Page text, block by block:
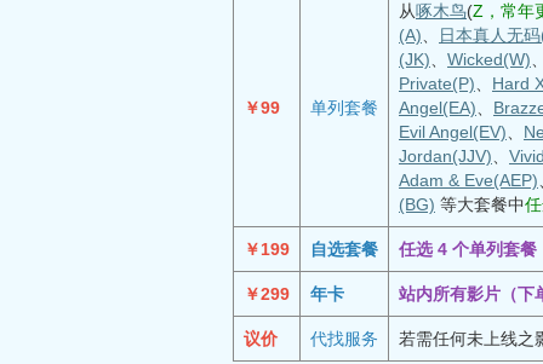
￥99 单列套餐
从啄木鸟(Z，常年
(A)
日本真人无
(JK)
Wicked(W)
Private(P)
Hard
Angel(EA)
Evil Angel(EV)
Jordan(JJV)
Adam & Eve(AEP)
(BG) 等大套餐中
￥199 自选套餐 任选 4 个单列套餐
￥299 年卡 站内所有影片（下
议价 代找服务 若需任何未上线之